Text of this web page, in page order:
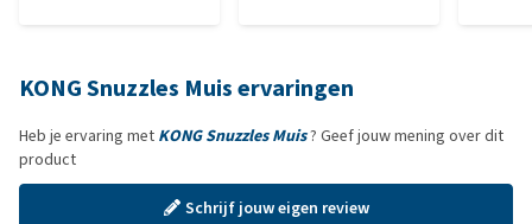
KONG Snuzzles Muis ervaringen
Heb je ervaring met KONG Snuzzles Muis? Geef jouw mening over dit
product
Schrijf jouw eigen review